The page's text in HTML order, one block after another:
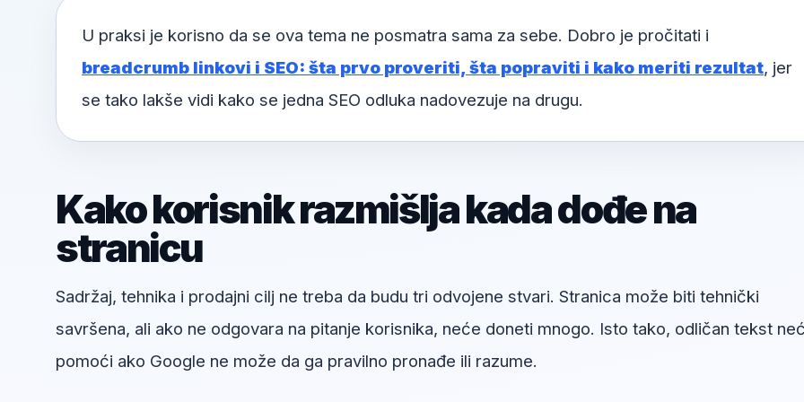
U praksi je korisno da se ova tema ne posmatra sama za sebe. Dobro je pročitati i
breadcrumb linkovi i SEO: šta prvo proveriti, šta popraviti i kako meriti rezultat, jer
se tako lakše vidi kako se jedna SEO odluka nadovezuje na drugu.
Kako korisnik razmišlja kada dođe na
stranicu
Sadržaj, tehnika i prodajni cilj ne treba da budu tri odvojene stvari. Stranica može biti tehnički
savršena, ali ako ne odgovara na pitanje korisnika, neće doneti mnogo. Isto tako, odličan tekst
pomoći ako Google ne može da ga pravilno pronađe ili razume.